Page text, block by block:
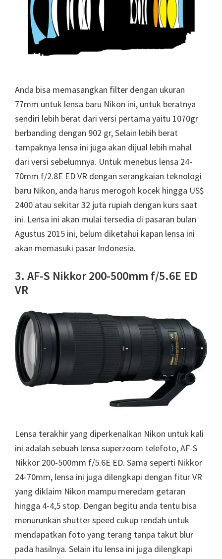
Anda bisa memasangkan filter dengan ukuran
77mm untuk lensa baru Nikon ini, untuk beratnya
sendiri lebih berat dari versi pertama yaitu 1070gr
berbanding dengan 902 gr, Selain lebih berat
tampaknya lensa ini juga akan dijual lebih mahal
dari versi sebelumnya. Untuk menebus lensa 24-
70mm f/2.8E ED VR dengan serangkaian teknologi
baru Nikon, anda harus merogoh kocek hingga US$
2400 atau sekitar 32 juta rupiah dengan kurs saat
ini. Lensa ini akan mulai tersedia di pasaran bulan
Agustus 2015 ini, belum diketahui kapan lensa ini
akan memasuki pasar Indonesia.
3. AF-S Nikkor 200-500mm f/5.6E ED
VR
Lensa terakhir yang diperkenalkan Nikon untuk kali
ini adalah sebuah lensa superzoom telefoto, AF-S
Nikkor 200-500mm f/5.6E ED. Sama seperti Nikkor
24-70mm, lensa ini juga dilengkapi dengan fitur VR
yang diklaim Nikon mampu meredam getaran
hingga 4-4,5 stop. Dengan begitu anda tentu bisa
menurunkan shutter speed cukup rendah untuk
mendapatkan foto yang terang tanpa takut blur
pada hasilnya. Selain itu lensa ini juga dilengkapi